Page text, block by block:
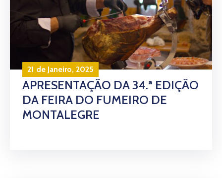
21 de Janeiro, 2025
APRESENTAÇÃO DA 34.ª EDIÇÃO
DA FEIRA DO FUMEIRO DE
MONTALEGRE